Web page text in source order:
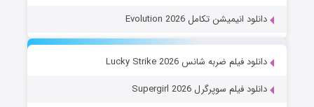
دانلود انیمیشن تکامل Evolution 2026
دانلود فیلم ضربه شانس Lucky Strike 2026
دانلود فیلم سوپرگرل Supergirl 2026